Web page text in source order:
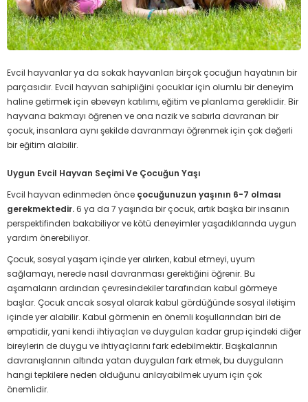
Evcil hayvanlar ya da sokak hayvanları birçok çocuğun hayatının bir
parçasıdır. Evcil hayvan sahipliğini çocuklar için olumlu bir deneyim
haline getirmek için ebeveyn katılımı, eğitim ve planlama gereklidir. Bir
hayvana bakmayı öğrenen ve ona nazik ve sabırla davranan bir
çocuk, insanlara aynı şekilde davranmayı öğrenmek için çok değerli
bir eğitim alabilir.
Uygun Evcil Hayvan Seçimi Ve Çocuğun Yaşı
Evcil hayvan edinmeden önce çocuğunuzun yaşının 6-7 olması
gerekmektedir.6 ya da 7 yaşında bir çocuk, artık başka bir insanın
perspektifinden bakabiliyor ve kötü deneyimler yaşadıklarında uygun
yardım önerebiliyor.
Çocuk, sosyal yaşam içinde yer alırken, kabul etmeyi, uyum
sağlamayı, nerede nasıl davranması gerektiğini öğrenir. Bu
aşamaların ardından çevresindekiler tarafından kabul görmeye
başlar. Çocuk ancak sosyal olarak kabul gördüğünde sosyal iletişim
içinde yer alabilir. Kabul görmenin en önemli koşullarından biri de
empatidir, yani kendi ihtiyaçları ve duyguları kadar grup içindeki diğer
bireylerin de duygu ve ihtiyaçlarını fark edebilmektir. Başkalarının
davranışlarının altında yatan duyguları fark etmek, bu duyguların
hangi tepkilere neden olduğunu anlayabilmek uyum için çok
önemlidir.